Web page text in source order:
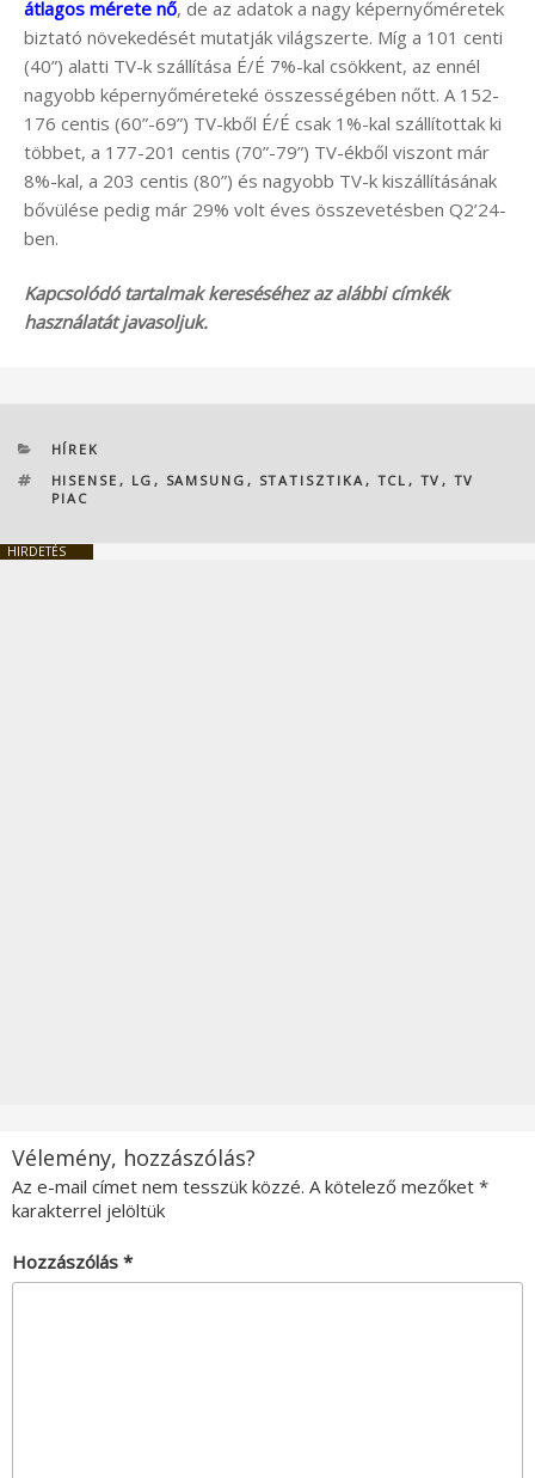
átlagos mérete nő, de az adatok a nagy képernyőméretek
biztató növekedését mutatják világszerte. Míg a 101 centi
(40”) alatti TV-k szállítása É/É 7%-kal csökkent, az ennél
nagyobb képernyőméreteké összességében nőtt. A 152-
176 centis (60”-69”) TV-kből É/É csak 1%-kal szállítottak ki
többet, a 177-201 centis (70”-79”) TV-ékből viszont már
8%-kal, a 203 centis (80”) és nagyobb TV-k kiszállításának
bővülése pedig már 29% volt éves összevetésben Q2’24-
ben.
Kapcsolódó tartalmak kereséséhez az alábbi címkék
használatát javasoljuk.
KATEGÓRIÁK
HÍREK
CÍMKÉK
HISENSE , LG , SAMSUNG , STATISZTIKA , TCL , TV , TV
PIAC
HIRDETÉS
Vélemény, hozzászólás?
Az e-mail címet nem tesszük közzé. A kötelező mezőket *
karakterrel jelöltük
Hozzászólás *